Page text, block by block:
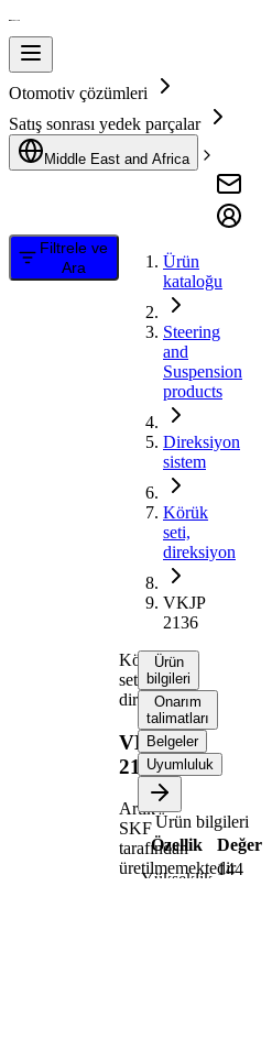
Otomotiv çözümleri
Satış sonrası yedek parçalar
Middle East and Africa
Filtrele ve
Ara
Ürün
kataloğu
Steering
and
Suspension
products
Direksiyon
sistem
Körük
seti,
direksiyon
VKJP
2136
Körük
seti,
direksiyon
VKJP
2136
Artık
SKF
tarafından
üretilmemektedir
Ürün
bilgileri
Onarım
talimatları
Belgeler
Uyumluluk
Ürün bilgileri
Özellik
Değer
Yükseklik
144